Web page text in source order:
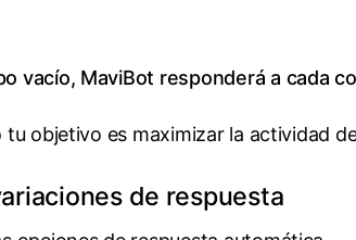
vacío, MaviBot responderá a cada
tu objetivo es maximizar la actividad
de respuesta